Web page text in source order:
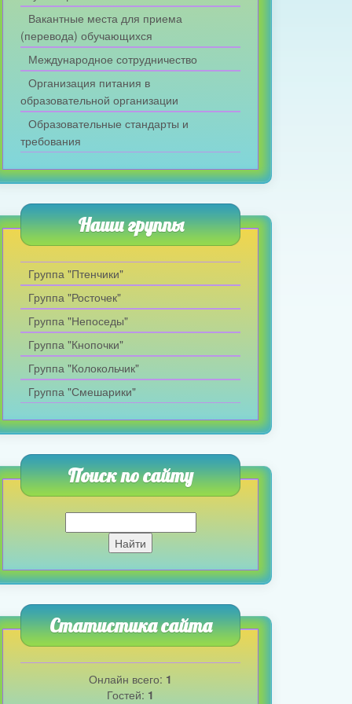
Вакантные места для приема
(перевода) обучающихся
Международное сотрудничество
Организация питания в
образовательной организации
Образовательные стандарты и
требования
Наши группы
Группа "Птенчики"
Группа "Росточек"
Группа "Непоседы"
Группа "Кнопочки"
Группа "Колокольчик"
Группа "Смешарики"
Поиск по сайту
Статистика сайта
Онлайн всего: 1
Гостей: 1